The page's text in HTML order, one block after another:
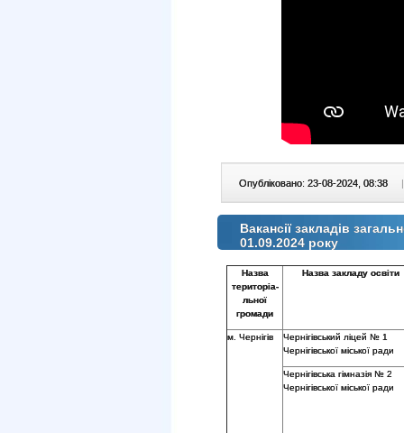
Опубліковано: 23-08-2024, 08:38 |
Вакансії закладів
01.09.2024 року
Назва
територіа-
льної
громади
Назва закладу освіти
м. Чернігів
Чернігівський ліцей № 1
Чернігівської міської ради
Чернігівська гімназія № 2
Чернігівської міської ради